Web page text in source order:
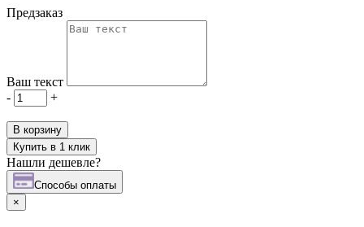
Предзаказ
Ваш текст
-
+
В корзину
Купить в 1 клик
Нашли дешевле?
Cпособы оплаты
×